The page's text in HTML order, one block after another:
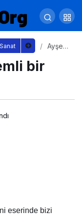
Ayşe
bir
eserinde bizi
Tuğba Yurt’la